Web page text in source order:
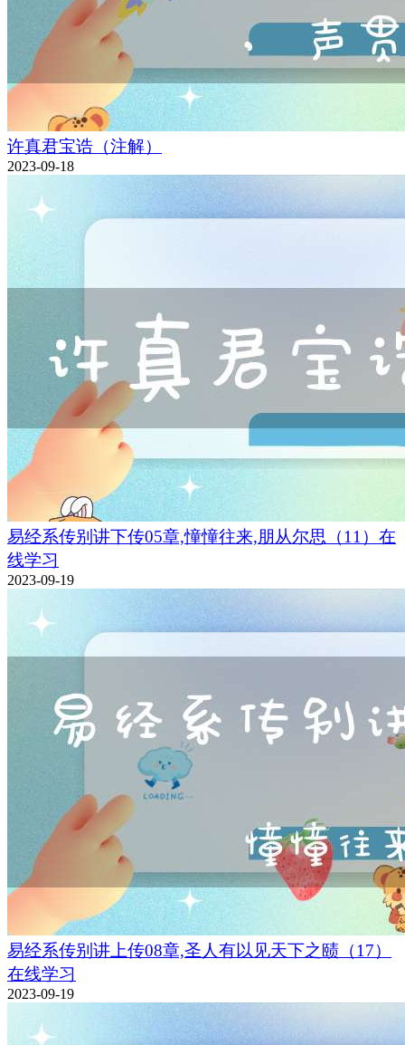
许真君宝诰（注解）
2023-09-18
易经系传别讲下传05章,憧憧往来,朋从尔思（11）在
线学习
2023-09-19
易经系传别讲上传08章,圣人有以见天下之赜（17）
在线学习
2023-09-19